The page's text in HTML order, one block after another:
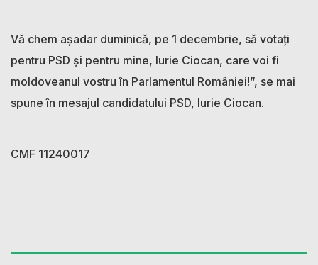
Vă chem așadar duminică, pe 1 decembrie, să votați
pentru PSD și pentru mine, Iurie Ciocan, care voi fi
moldoveanul vostru în Parlamentul României!”, se mai
spune în mesajul candidatului PSD, Iurie Ciocan.
CMF 11240017